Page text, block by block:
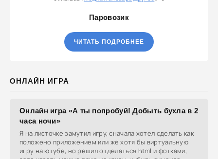
Паровозик
ЧИТАТЬ ПОДРОБНЕЕ
ОНЛАЙН ИГРА
Онлайн игра «А ты попробуй! Добыть бухла в 2
часа ночи»
Я на листочке замутил игру, сначала хотел сделать как
положено приложением или же хотя бы виртуальную
игру на ютубе, но решил отделаться html и фотками,